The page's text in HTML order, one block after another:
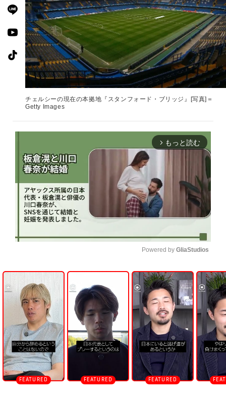
チェルシーの現在の本拠地『スタンフォード・ブリッジ』[写真]＝
Getty Images
arrow_forward_ios もっと読む
U
n
m
u
t
e
Powered by GliaStudios